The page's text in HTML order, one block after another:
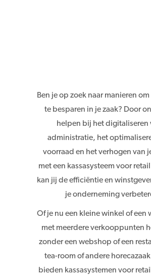
Ben je op zoek naar manieren
te besparen in je zaak? Door
helpen bij het digitaliseren
administratie, het
voorraad en het verhogen van
met een kassasysteem voor
kan jij de efficiëntie en
je onderneming
Of je nu een kleine winkel of een
met meerdere verkooppunten
zonder een webshop of een
tea-room of andere
bieden kassasystemen voor